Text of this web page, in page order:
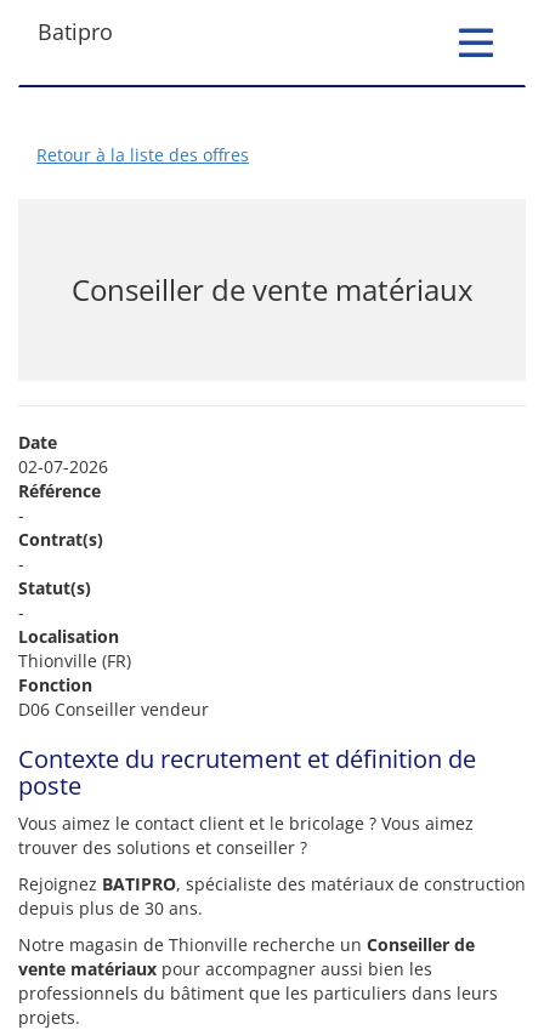
Toggle
Batipro
Retour à la liste des offres
Conseiller de vente matériaux
Date
02-07-2026
Référence
-
Contrat(s)
-
Statut(s)
-
Localisation
Thionville (FR)
Fonction
D06 Conseiller vendeur
Contexte du recrutement et définition de
poste
Vous aimez le contact client et le bricolage ? Vous aimez
trouver des solutions et conseiller ?
Rejoignez BATIPRO, spécialiste des matériaux de construction
depuis plus de 30 ans.
Notre magasin de Thionville recherche un Conseiller de
vente matériaux pour accompagner aussi bien les
professionnels du bâtiment que les particuliers dans leurs
projets.